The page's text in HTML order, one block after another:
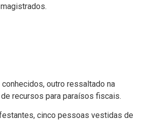
outro ressaltado na
recursos para paraísos fiscais.
cinco pessoas vestidas de